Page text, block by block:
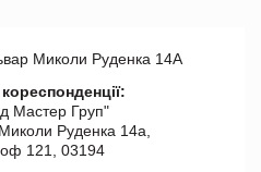
Миколи Руденка 14А
Мастер Груп"
Руденка 14а,
121, 03194